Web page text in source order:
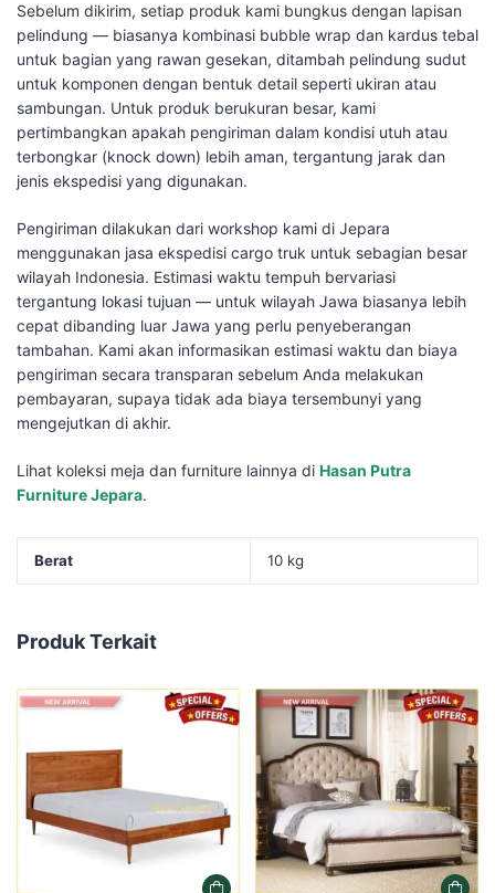
Sebelum dikirim, setiap produk kami bungkus dengan lapisan
pelindung — biasanya kombinasi bubble wrap dan kardus tebal
untuk bagian yang rawan gesekan, ditambah pelindung sudut
untuk komponen dengan bentuk detail seperti ukiran atau
sambungan. Untuk produk berukuran besar, kami
pertimbangkan apakah pengiriman dalam kondisi utuh atau
terbongkar (knock down) lebih aman, tergantung jarak dan
jenis ekspedisi yang digunakan.
Pengiriman dilakukan dari workshop kami di Jepara
menggunakan jasa ekspedisi cargo truk untuk sebagian besar
wilayah Indonesia. Estimasi waktu tempuh bervariasi
tergantung lokasi tujuan — untuk wilayah Jawa biasanya lebih
cepat dibanding luar Jawa yang perlu penyeberangan
tambahan. Kami akan informasikan estimasi waktu dan biaya
pengiriman secara transparan sebelum Anda melakukan
pembayaran, supaya tidak ada biaya tersembunyi yang
mengejutkan di akhir.
Lihat koleksi meja dan furniture lainnya di Hasan Putra
Furniture Jepara.
Berat 10 kg
Produk Terkait